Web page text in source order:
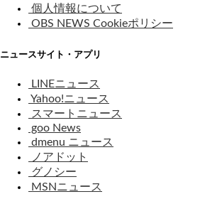
個人情報について
OBS NEWS Cookieポリシー
ニュースサイト・アプリ
LINEニュース
Yahoo!ニュース
スマートニュース
goo News
dmenu ニュース
ノアドット
グノシー
MSNニュース